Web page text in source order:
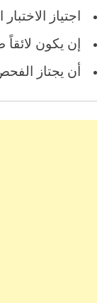
اجتياز
إن يكون
أن يجتاز